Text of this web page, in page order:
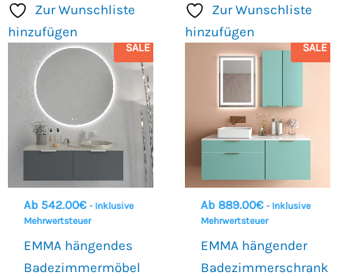
Zur Wunschliste
hinzufügen
SALE
Ab 542.00€ - Inklusive
Mehrwertsteuer
EMMA hängendes
Badezimmermöbel
Zur Wunschliste
hinzufügen
SALE
Ab 889.00€ - Inklusive
Mehrwertsteuer
EMMA hängender
Badezimmerschrank